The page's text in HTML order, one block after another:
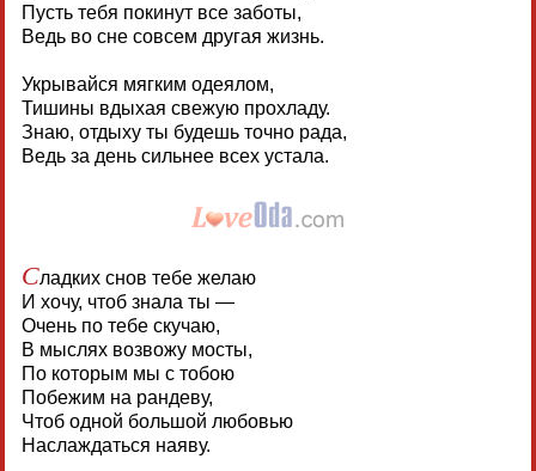
Пусть тебя покинут все заботы,
Ведь во сне совсем другая жизнь.
Укрывайся мягким одеялом,
Тишины вдыхая свежую прохладу.
Знаю, отдыху ты будешь точно рада,
Ведь за день сильнее всех устала.
Сладких снов тебе желаю
И хочу, чтоб знала ты —
Очень по тебе скучаю,
В мыслях возвожу мосты,
По которым мы с тобою
Побежим на рандеву,
Чтоб одной большой любовью
Наслаждаться наяву.